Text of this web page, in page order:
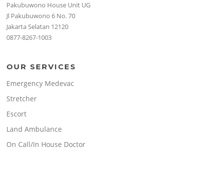
Pakubuwono House Unit UG
Jl Pakubuwono 6 No. 70
Jakarta Selatan 12120
0877-8267-1003
OUR SERVICES
Emergency Medevac
Stretcher
Escort
Land Ambulance
On Call/In House Doctor